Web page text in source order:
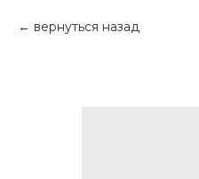
вернуться назад